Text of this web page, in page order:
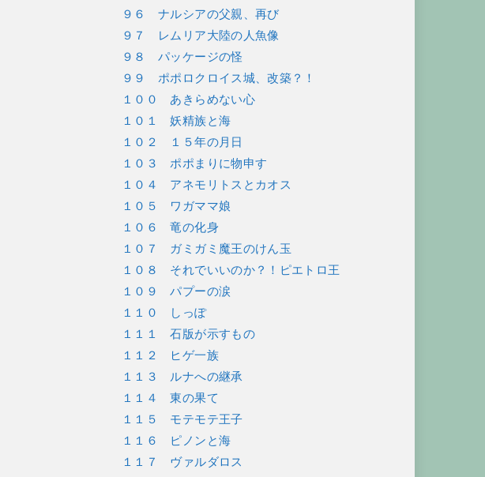
９６ ナルシアの父親、再び
９７ レムリア大陸の人魚像
９８ パッケージの怪
９９ ポポロクロイス城、改築？！
１００ あきらめない心
１０１ 妖精族と海
１０２ １５年の月日
１０３ ポポまりに物申す
１０４ アネモリトスとカオス
１０５ ワガママ娘
１０６ 竜の化身
１０７ ガミガミ魔王のけん玉
１０８ それでいいのか？！ピエトロ王
１０９ パプーの涙
１１０ しっぽ
１１１ 石版が示すもの
１１２ ヒゲ一族
１１３ ルナへの継承
１１４ 東の果て
１１５ モテモテ王子
１１６ ピノンと海
１１７ ヴァルダロス